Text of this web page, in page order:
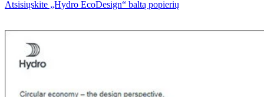
Atsisiųskite „Hydro EcoDesign“ baltą popierių